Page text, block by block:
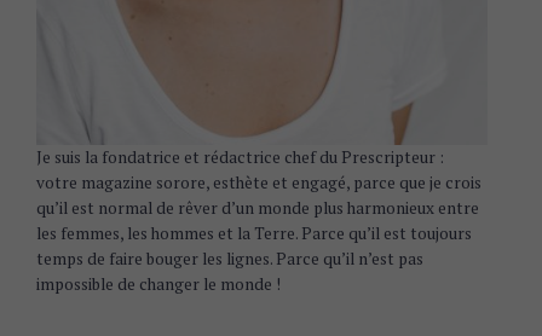
Je suis la fondatrice et rédactrice chef du Prescripteur :
votre magazine sorore, esthète et engagé, parce que je crois
qu’il est normal de rêver d’un monde plus harmonieux entre
les femmes, les hommes et la Terre. Parce qu’il est toujours
temps de faire bouger les lignes. Parce qu’il n’est pas
impossible de changer le monde !